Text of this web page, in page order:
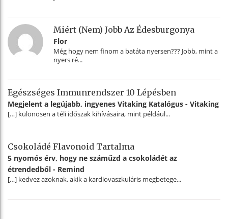
Miért (nem) Jobb Az Édesburgonya
Flor
Még hogy nem finom a batáta nyersen??? Jobb, mint a
nyers ré...
Egészséges Immunrendszer 10 Lépésben
Megjelent a legújabb, ingyenes Vitaking Katalógus - Vitaking
[…] különösen a téli időszak kihívásaira, mint például...
Csokoládé Flavonoid Tartalma
5 nyomós érv, hogy ne száműzd a csokoládét az
étrendedből - Remind
[…] kedvez azoknak, akik a kardiovaszkuláris megbetege...